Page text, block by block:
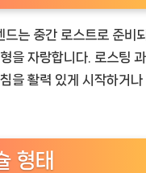
는 중간 로스트로 준비
을 자랑합니다. 로스팅
을 활력 있게 시작하거
형태